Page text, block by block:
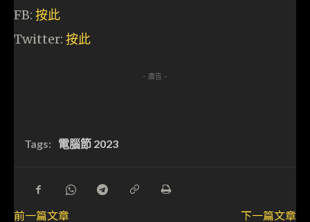
FB: 按此
Twitter: 按此
- 廣告 -
Tags: 電腦節 2023
前一篇文章
下一篇文章